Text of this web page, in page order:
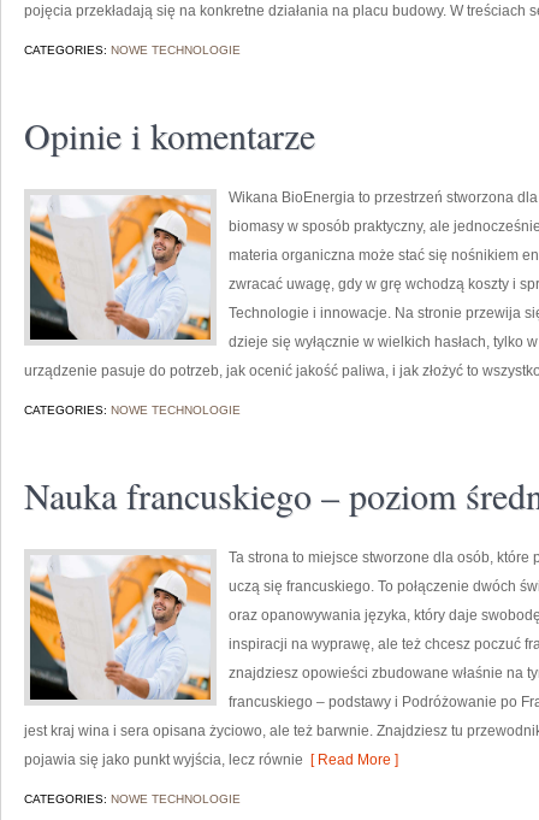
pojęcia przekładają się na konkretne działania na placu budowy. W treściach
CATEGORIES: NOWE TECHNOLOGIE
Opinie i komentarze
Wikana BioEnergia to przestrzeń stworzona
biomasy w sposób praktyczny, ale
materia organiczna może stać się nośnikiem
zwracać uwagę, gdy w grę wchodzą koszty i
Technologie i innowacje. Na stronie przewija
dzieje się wyłącznie w wielkich hasłach, tylko
urządzenie pasuje do potrzeb, jak ocenić jakość paliwa, i jak złożyć to
CATEGORIES: NOWE TECHNOLOGIE
Nauka francuskiego – poziom
Ta strona to miejsce stworzone dla osób,
uczą się francuskiego. To połączenie dwóch
oraz opanowywania języka, który daje
inspiracji na wyprawę, ale też chcesz poczuć
znajdziesz opowieści zbudowane właśnie na
francuskiego – podstawy i Podróżowanie po
jest kraj wina i sera opisana życiowo, ale też barwnie. Znajdziesz tu
pojawia się jako punkt wyjścia, lecz równie [ Read More ]
CATEGORIES: NOWE TECHNOLOGIE